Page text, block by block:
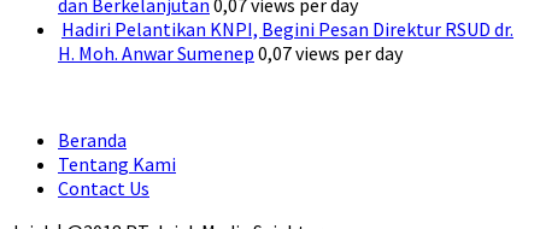
dan Berkelanjutan 0,07 views per day
Hadiri Pelantikan KNPI, Begini Pesan Direktur RSUD dr.
H. Moh. Anwar Sumenep 0,07 views per day
Beranda
Tentang Kami
Contact Us